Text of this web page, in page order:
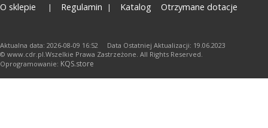
O sklepie Regulamin Katalog Otrzymane dotacje
Aktualna data: 2026-08-09 16:52 Data Ostatniej Aktualizacji: 19.06.2023
© www.cdr.pl.Wszelkie Prawa Zastrzeżone. All Rights Reserved.
Oprogramowanie: KQS.store